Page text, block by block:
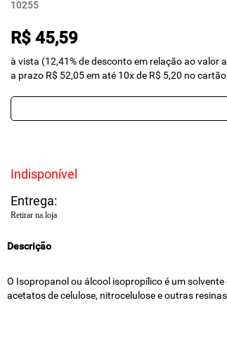
10255
R$ 45,59
à vista (12,41% de desconto em relação ao valor
a prazo R$ 52,05 em até 10x de R$ 5,20 no cartão
Indisponível
Entrega:
Retirar na loja
Descrição
O Isopropanol ou álcool isopropílico é um
acetatos de celulose, nitrocelulose e outras